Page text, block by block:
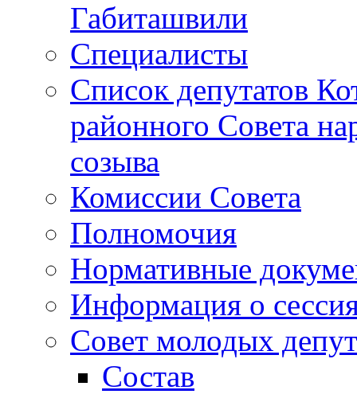
Габиташвили
Специалисты
Список депутатов
районного Совета
созыва
Комиссии Совета
Полномочия
Нормативные
Информация о
Совет молодых
Состав